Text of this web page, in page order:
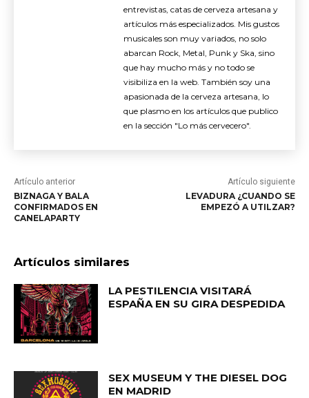
entrevistas, catas de cerveza artesana y
artículos más especializados. Mis gustos
musicales son muy variados, no solo
abarcan Rock, Metal, Punk y Ska, sino
que hay mucho más y no todo se
visibiliza en la web. También soy una
apasionada de la cerveza artesana, lo
que plasmo en los artículos que publico
en la sección "Lo más cervecero".
Artículo anterior
BIZNAGA Y BALA
CONFIRMADOS EN
CANELAPARTY
Artículo siguiente
LEVADURA ¿CUANDO SE
EMPEZÓ A UTILZAR?
Artículos similares
LA PESTILENCIA VISITARÁ
ESPAÑA EN SU GIRA DESPEDIDA
SEX MUSEUM Y THE DIESEL DOG
EN MADRID